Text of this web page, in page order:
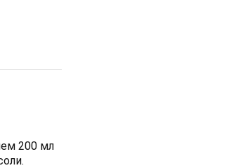
200 мл